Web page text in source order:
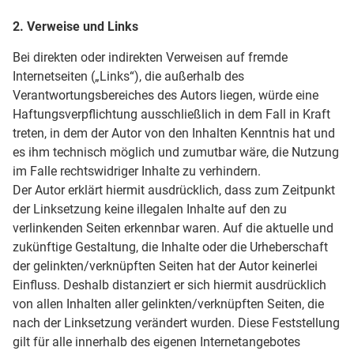
2. Verweise und Links
Bei direkten oder indirekten Verweisen auf fremde
Internetseiten („Links“), die außerhalb des
Verantwortungsbereiches des Autors liegen, würde eine
Haftungsverpflichtung ausschließlich in dem Fall in Kraft
treten, in dem der Autor von den Inhalten Kenntnis hat und
es ihm technisch möglich und zumutbar wäre, die Nutzung
im Falle rechtswidriger Inhalte zu verhindern.
Der Autor erklärt hiermit ausdrücklich, dass zum Zeitpunkt
der Linksetzung keine illegalen Inhalte auf den zu
verlinkenden Seiten erkennbar waren. Auf die aktuelle und
zukünftige Gestaltung, die Inhalte oder die Urheberschaft
der gelinkten/verknüpften Seiten hat der Autor keinerlei
Einfluss. Deshalb distanziert er sich hiermit ausdrücklich
von allen Inhalten aller gelinkten/verknüpften Seiten, die
nach der Linksetzung verändert wurden. Diese Feststellung
gilt für alle innerhalb des eigenen Internetangebotes